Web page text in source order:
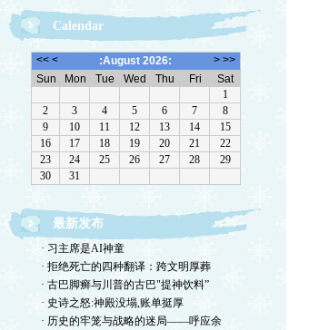
Calendar
最新发布
· 习主席是AI神童
· 拒绝死亡的四种翻译：跨文明厚葬
· 古巴脚癣与川普的古巴"提神饮料”
· 史诗之怒:神殿没塌,账单挺厚
· 历史的牢笼与战略的迷局——呼应余